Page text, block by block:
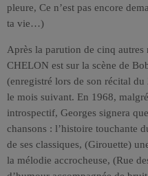
pleure, Ce n’est pas encore
ta vie…)
Après la parution de cinq
CHELON est sur la scène de
(enregistré lors de son récital
le mois suivant. En 1968,
introspectif, Georges signera
chansons : l’histoire touchante
de ses classiques, (Girouette)
la mélodie accrocheuse, (Rue